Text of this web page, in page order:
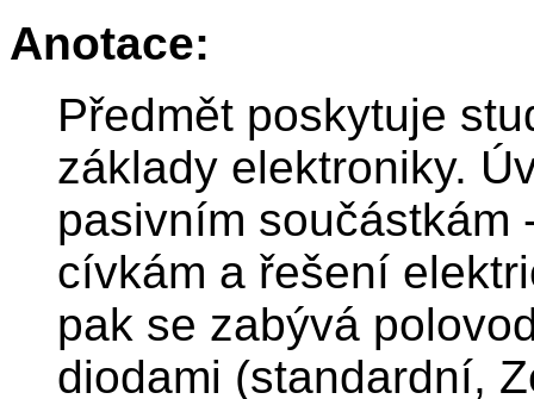
Anotace:
Předmět poskytuje
základy elektroniky.
pasivním součástkám
cívkám a řešení
pak se zabývá
diodami (standardní,